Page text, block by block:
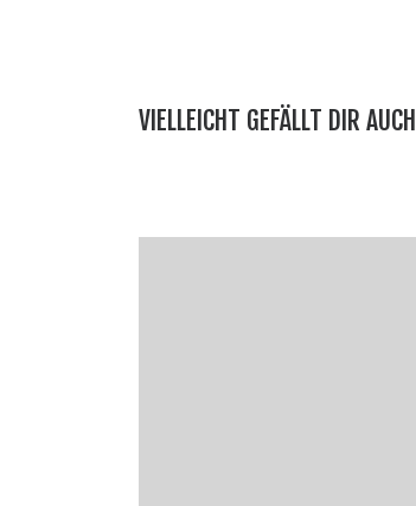
VIELLEICHT GEFÄLLT DIR AUCH